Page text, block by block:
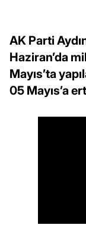
AK Parti
Haziran’da
Mayıs’ta
05 Mayıs’a